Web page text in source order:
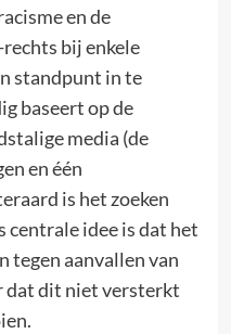
en de
bij enkele
standpunt in te
baseert op de
media (de
en één
is het zoeken
centrale idee is dat het
tegen aanvallen van
dat dit niet versterkt